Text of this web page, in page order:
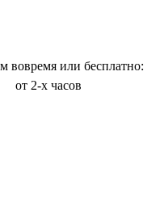
вовремя или бесплатно:
от 2-х часов